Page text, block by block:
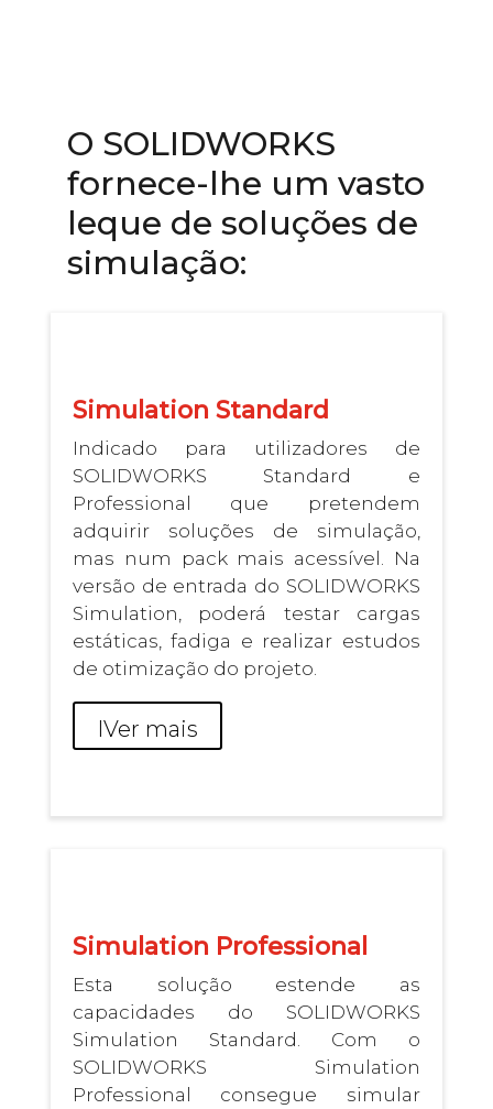
O SOLIDWORKS
fornece-lhe um vasto
leque de soluções de
simulação:
Simulation Standard
Indicado para utilizadores de
SOLIDWORKS Standard e
Professional que pretendem
adquirir soluções de simulação,
mas num pack mais acessível. Na
versão de entrada do SOLIDWORKS
Simulation, poderá testar cargas
estáticas, fadiga e realizar estudos
de otimização do projeto.
IVer mais
Simulation Professional
Esta solução estende as
capacidades do SOLIDWORKS
Simulation Standard. Com o
SOLIDWORKS Simulation
Professional consegue simular